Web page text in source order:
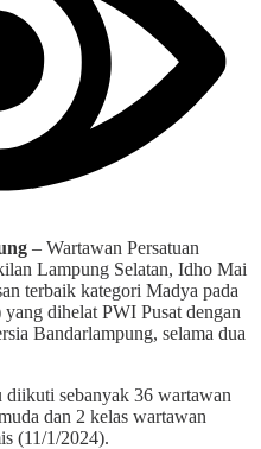
– Wartawan Persatuan
Lampung Selatan, Idho Mai
terbaik kategori Madya pada
dihelat PWI Pusat dengan
Bandarlampung, selama dua
sebanyak 36 wartawan
dan 2 kelas wartawan
(11/1/2024).